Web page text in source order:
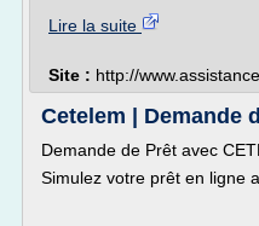
Lire la suite
Site : http://
Cetelem | Demande
Demande de Prêt avec
Simulez votre prêt en ligne